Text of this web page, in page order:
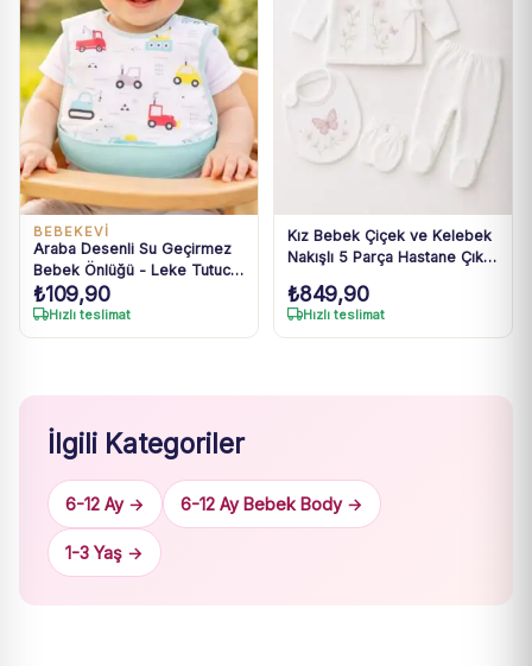
BEBEKEVİ
Araba Desenli Su Geçirmez
Bebek Önlüğü - Leke Tutucu
Pamuklu Önlük
₺109,90
Hızlı teslimat
Kız Bebek Çiçek ve Kelebek
Nakışlı 5 Parça Hastane Çıkışı
₺849,90
Hızlı teslimat
İlgili Kategoriler
6-12 Ay → 6-12 Ay Bebek Body →
1-3 Yaş →